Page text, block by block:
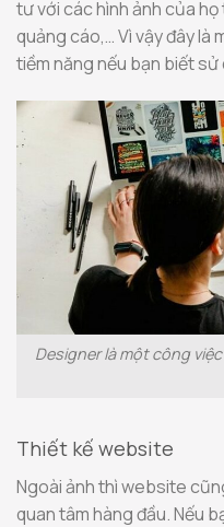
tư với các hình ảnh của
quảng cáo,… Vì vậy đây là
tiềm năng nếu bạn biết
Designer là một công
Thiết kế website
Ngoài ảnh thì website
quan tâm hàng đầu. Nếu